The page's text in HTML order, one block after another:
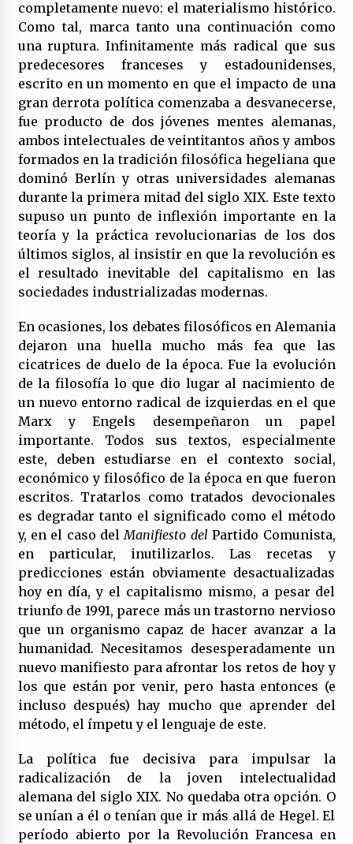
La OTAN acelera la militarización industrial
con un nuevo modelo de producción
permanente.
16/07/2026
Actos en Valencia y Alicante contra la
represión del activismo por Palestina.
16/07/2026
Asamblea abierta de los CLER en Alaquàs
plantea una alternativa a las obras aprobadas
para La Saleta y la línea C3.
16/07/2026
Declaración de Estambul por un Frente Común
contra la OTAN, el Imperialismo y la Guerra.
14/07/2026
14/07/2026
completamente nuevo: el materialismo histórico.
Como tal, marca tanto una continuación como
una ruptura. Infinitamente más radical que sus
predecesores franceses y estadounidenses,
escrito en un momento en que el impacto de una
gran derrota política comenzaba a desvanecerse,
fue producto de dos jóvenes mentes alemanas,
ambos intelectuales de veintitantos años y ambos
formados en la tradición filosófica hegeliana que
dominó Berlín y otras universidades alemanas
durante la primera mitad del siglo XIX. Este texto
supuso un punto de inflexión importante en la
teoría y la práctica revolucionarias de los dos
últimos siglos, al insistir en que la revolución es
el resultado inevitable del capitalismo en las
sociedades industrializadas modernas.
En ocasiones, los debates filosóficos en Alemania
dejaron una huella mucho más fea que las
cicatrices de duelo de la época. Fue la evolución
de la filosofía lo que dio lugar al nacimiento de
un nuevo entorno radical de izquierdas en el que
Marx y Engels desempeñaron un papel
importante. Todos sus textos, especialmente
este, deben estudiarse en el contexto social,
económico y filosófico de la época en que fueron
escritos. Tratarlos como tratados devocionales
es degradar tanto el significado como el método
y, en el caso delManifiesto delPartido Comunista,
en particular, inutilizarlos. Las recetas y
predicciones están obviamente desactualizadas
hoy en día, y el capitalismo mismo, a pesar del
triunfo de 1991, parece más un trastorno nervioso
que un organismo capaz de hacer avanzar a la
humanidad. Necesitamos desesperadamente un
nuevo manifiesto para afrontar los retos de hoy y
los que están por venir, pero hasta entonces (e
incluso después) hay mucho que aprender del
método, el ímpetu y el lenguaje de este.
La política fue decisiva para impulsar la
radicalización de la joven intelectualidad
alemana del siglo XIX. No quedaba otra opción. O
se unían a él o tenían que ir más allá de Hegel. El
período abierto por la Revolución Francesa en